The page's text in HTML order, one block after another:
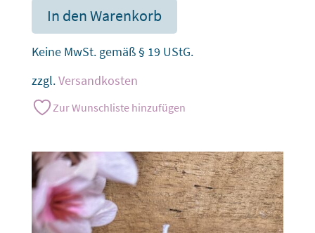
In den Warenkorb
Keine MwSt. gemäß § 19 UStG.
zzgl.Versandkosten
Zur Wunschliste hinzufügen